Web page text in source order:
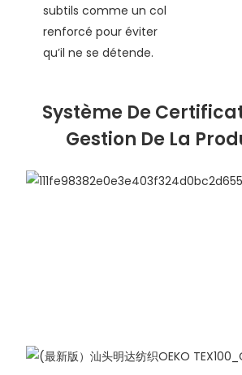
subtils comme un col
renforcé pour éviter
qu’il ne se détende.
Système De
Gestion De La